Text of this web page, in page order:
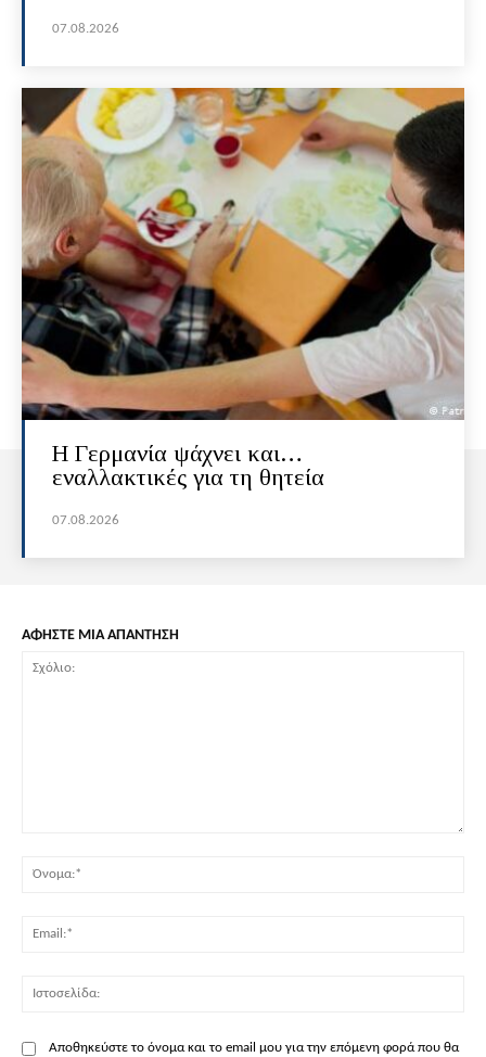
07.08.2026
H Γερμανία ψάχνει και…
εναλλακτικές για τη θητεία
07.08.2026
ΑΦΗΣΤΕ ΜΙΑ ΑΠΑΝΤΗΣΗ
Αποθηκεύστε το όνομα και το email μου για την επόμενη φορά που θα